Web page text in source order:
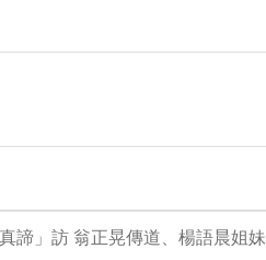
諦」訪 翁正晃傳道、楊語晨姐妹